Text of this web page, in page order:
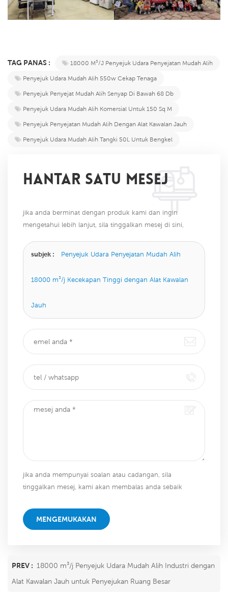
TAG PANAS :
18000 M³/J Penyejuk Udara Penyejatan Mudah Alih
Penyejuk Udara Mudah Alih 550w Cekap Tenaga
Penyejuk Penyejat Mudah Alih Senyap Di Bawah 68 Db
Penyejuk Udara Mudah Alih Komersial Untuk 150 Sq M
Penyejuk Penyejatan Mudah Alih Dengan Alat Kawalan Jauh
Penyejuk Udara Mudah Alih Tangki 50L Untuk Bengkel
HANTAR SATU MESEJ
jika anda berminat dengan produk kami dan ingin
mengetahui lebih lanjut, sila tinggalkan mesej di sini,
subjek : Penyejuk Udara Penyejatan Mudah Alih
18000 m³/j Kecekapan Tinggi dengan Alat Kawalan
Jauh
jika anda mempunyai soalan atau cadangan, sila
tinggalkan mesej, kami akan membalas anda sebaik
MENGEMUKAKAN
PREV : 18000 m³/j Penyejuk Udara Mudah Alih Industri dengan
Alat Kawalan Jauh untuk Penyejukan Ruang Besar